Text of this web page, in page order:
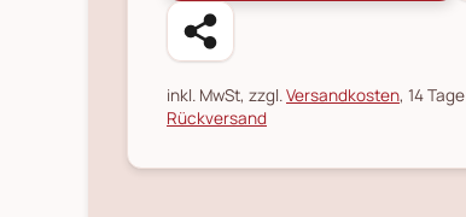
inkl. MwSt, zzgl. Versandkosten, 14 Tage
Rückversand